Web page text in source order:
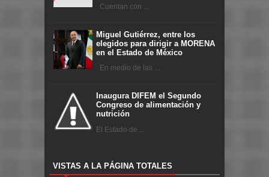
Cuentan con ...
Miguel Gutiérrez, entre los
elegidos para dirigir a MORENA
en el Estado de México
En medio de las ...
Inaugura DIFEM el Segundo
Congreso de alimentación y
nutrición
El Estado de ...
VISTAS A LA PÁGINA TOTALES